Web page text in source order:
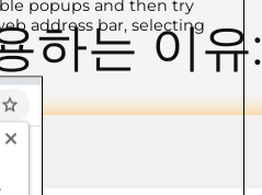
하는 이유:
popups and then try
address bar, selecting